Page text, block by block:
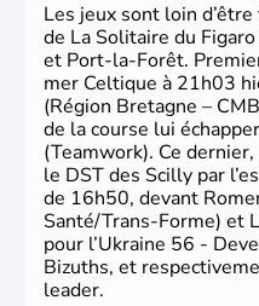
Les jeux sont loin
de La Solitaire du
et Port-la-Forêt.
mer Celtique à 21h03
(Région Bretagne –
de la course lui
(Teamwork). Ce
le DST des Scilly par
de 16h50, devant
Santé/Trans-Forme) et
pour l’Ukraine 56 -
Bizuths, et
leader.